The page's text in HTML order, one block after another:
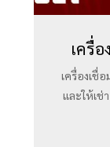
เครื่
เครื่องเชื่อ
และให้เช่